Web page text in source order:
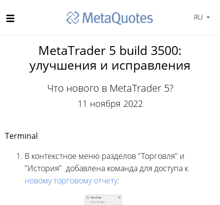
RU
MetaTrader 5 build 3500:
улучшения и исправления
Что нового в MetaTrader 5?
11 ноября 2022
Terminal
В контекстное меню разделов "Торговля" и
"История" добавлена команда для доступа к
новому торговому отчету: